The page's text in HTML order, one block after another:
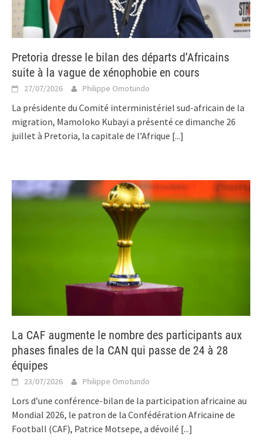
Pretoria dresse le bilan des départs d’Africains
suite à la vague de xénophobie en cours
27/07/2026 Philippe Omotundo
La présidente du Comité interministériel sud-africain de la
migration, Mamoloko Kubayi a présenté ce dimanche 26
juillet à Pretoria, la capitale de l’Afrique [...]
La CAF augmente le nombre des participants aux
phases finales de la CAN qui passe de 24 à 28
équipes
23/07/2026 Philippe Omotundo
Lors d’une conférence-bilan de la participation africaine au
Mondial 2026, le patron de la Confédération Africaine de
Football (CAF), Patrice Motsepe, a dévoilé [...]